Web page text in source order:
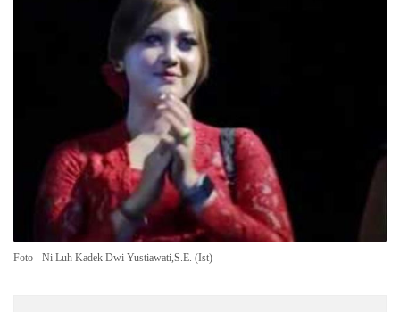
Foto - Ni Luh Kadek Dwi Yustiawati,S.E. (Ist)